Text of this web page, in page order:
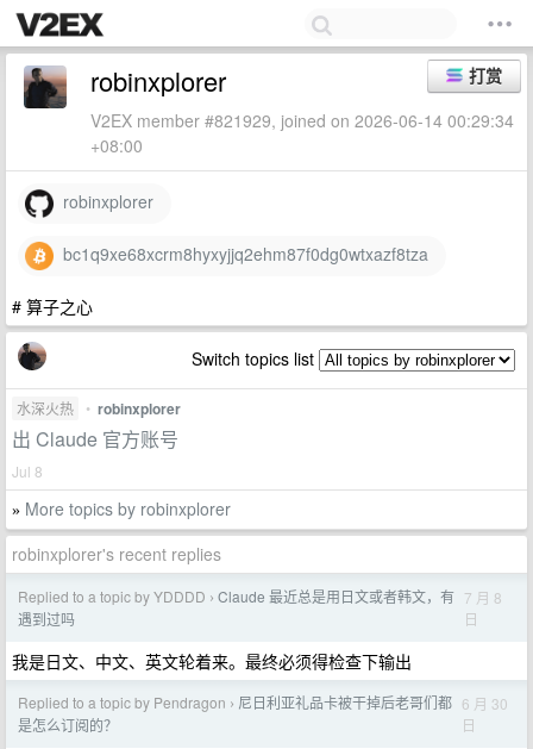
打赏
robinxplorer
V2EX member #821929, joined on 2026-06-14 00:29:34
+08:00
robinxplorer
bc1q9xe68xcrm8hyxyjjq2ehm87f0dg0wtxazf8tza
# 算子之心
Switch topics list
水深火热 • robinxplorer
出 Claude 官方账号
Jul 8
» More topics by robinxplorer
robinxplorer's recent replies
Replied to a topic by YDDDD › Claude 最近总是用日文或者韩文，有
遇到过吗
7 月 8
日
我是日文、中文、英文轮着来。最终必须得检查下输出
Replied to a topic by Pendragon › 尼日利亚礼品卡被干掉后老哥们都
是怎么订阅的？
6 月 30
日